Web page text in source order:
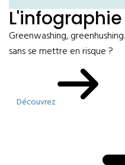
L'infographie
Greenwashing,
sans se mettre en risque ?
Découvrez